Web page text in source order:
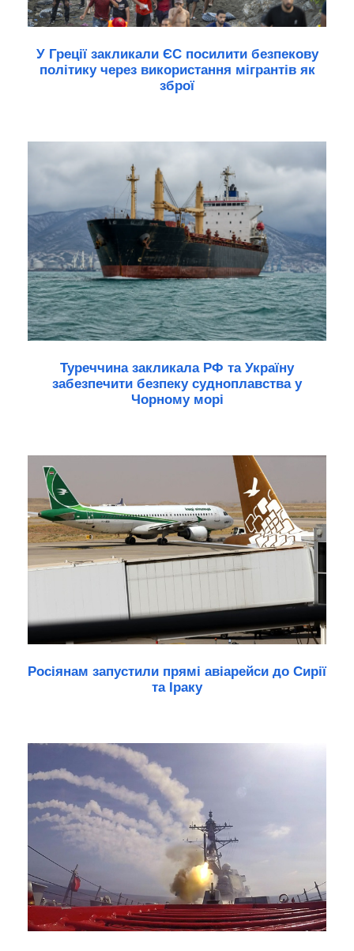
У Греції закликали ЄС посилити безпекову
політику через використання мігрантів як
зброї
Туреччина закликала РФ та Україну
забезпечити безпеку судноплавства у
Чорному морі
Росіянам запустили прямі авіарейси до Сирії
та Іраку